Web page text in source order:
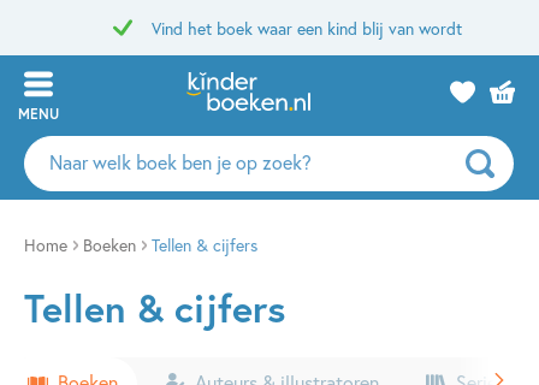
Vind het boek waar een kind blij van wordt
MENU
Zoeken
naar
auteurs
uitgevers
Home Boeken Tellen & cijfers
Tellen & cijfers